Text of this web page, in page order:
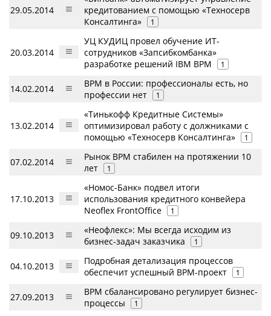
29.05.2014
кредитованием с помощью «Техносерв
Консалтинга»
1
20.03.2014
УЦ КУДИЦ провел обучение ИТ-
сотрудников «Запсибкомбанка»
разработке решений IBM BPM
1
14.02.2014
BPM в России: профессионалы есть, но
профессии нет
1
13.02.2014
«Тинькофф Кредитные Системы»
оптимизировал работу с должниками с
помощью «Техносерв Консалтинга»
1
07.02.2014
Рынок BPM стабилен на протяжении 10
лет
1
17.10.2013
«Номос-Банк» подвел итоги
использования кредитного конвейера
Neoflex FrontOffice
1
09.10.2013
«Неофлекс»: Мы всегда исходим из
бизнес-задач заказчика
1
04.10.2013
Подробная детализация процессов
обеспечит успешный BPM-проект
1
27.09.2013
BPM сбалансировано регулирует бизнес-
процессы
1